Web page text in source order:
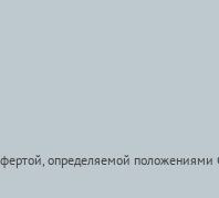
определяемой положениями